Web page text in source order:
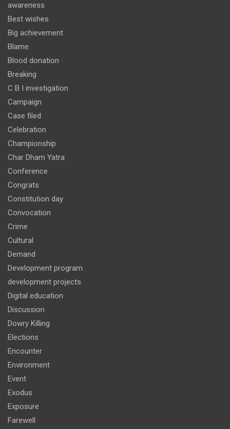
awareness
Best wishes
Big achievement
Blame
Blood donation
Breaking
C B I investigation
Campaign
Case filed
Celebration
Championship
Char Dham Yatra
Conference
Congrats
Constitution day
Convocation
Crime
Cultural
Demand
Development program
development projects
Digital education
Discussion
Dowry Killing
Elections
Encounter
Environment
Event
Exodus
Exposure
Farewell